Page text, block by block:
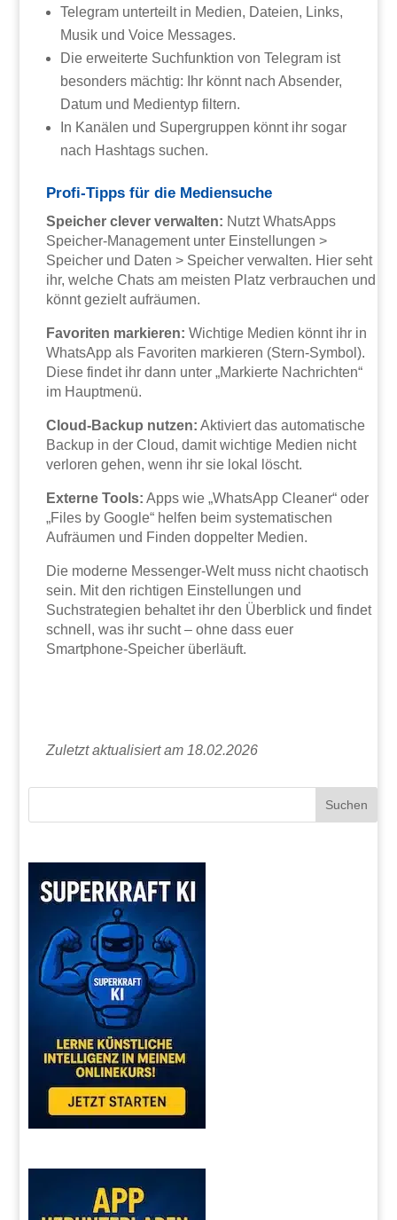
Telegram unterteilt in Medien, Dateien, Links,
Musik und Voice Messages.
Die erweiterte Suchfunktion von Telegram ist
besonders mächtig: Ihr könnt nach Absender,
Datum und Medientyp filtern.
In Kanälen und Supergruppen könnt ihr sogar
nach Hashtags suchen.
Profi-Tipps für die Mediensuche
Speicher clever verwalten: Nutzt WhatsApps
Speicher-Management unter Einstellungen >
Speicher und Daten > Speicher verwalten. Hier seht
ihr, welche Chats am meisten Platz verbrauchen und
könnt gezielt aufräumen.
Favoriten markieren: Wichtige Medien könnt ihr in
WhatsApp als Favoriten markieren (Stern-Symbol).
Diese findet ihr dann unter „Markierte Nachrichten“
im Hauptmenü.
Cloud-Backup nutzen: Aktiviert das automatische
Backup in der Cloud, damit wichtige Medien nicht
verloren gehen, wenn ihr sie lokal löscht.
Externe Tools: Apps wie „WhatsApp Cleaner“ oder
„Files by Google“ helfen beim systematischen
Aufräumen und Finden doppelter Medien.
Die moderne Messenger-Welt muss nicht chaotisch
sein. Mit den richtigen Einstellungen und
Suchstrategien behaltet ihr den Überblick und findet
schnell, was ihr sucht – ohne dass euer
Smartphone-Speicher überläuft.
Zuletzt aktualisiert am 18.02.2026